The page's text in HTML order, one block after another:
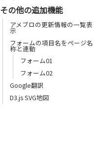
その他の追加機能
アメブロの更新情報の一覧表
示
フォームの項目名をページ名
称と連動
フォーム01
フォーム02
Google翻訳
D3.js SVG地図